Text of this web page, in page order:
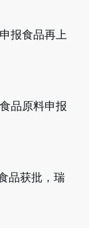
报食品再上
品原料申报
品获批，瑞